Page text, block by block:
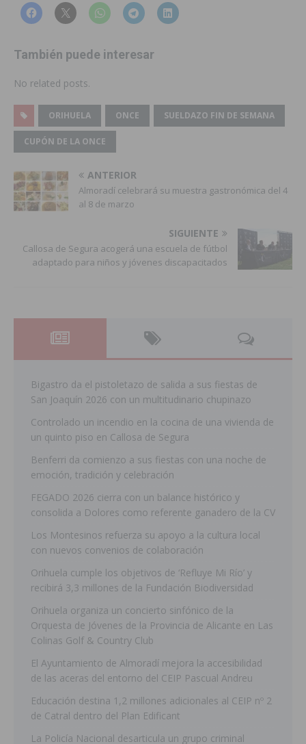
También puede interesar
No related posts.
ORIHUELA ONCE SUELDAZO FIN DE SEMANA
CUPÓN DE LA ONCE
ANTERIOR
Almoradí celebrará su muestra gastronómica del 4
al 8 de marzo
SIGUIENTE
Callosa de Segura acogerá una escuela de fútbol
adaptado para niños y jóvenes discapacitados
Bigastro da el pistoletazo de salida a sus fiestas de
San Joaquín 2026 con un multitudinario chupinazo
Controlado un incendio en la cocina de una vivienda de
un quinto piso en Callosa de Segura
Benferri da comienzo a sus fiestas con una noche de
emoción, tradición y celebración
FEGADO 2026 cierra con un balance histórico y
consolida a Dolores como referente ganadero de la CV
Los Montesinos refuerza su apoyo a la cultura local
con nuevos convenios de colaboración
Orihuela cumple los objetivos de ‘Refluye Mi Río’ y
recibirá 3,3 millones de la Fundación Biodiversidad
Orihuela organiza un concierto sinfónico de la
Orquesta de Jóvenes de la Provincia de Alicante en Las
Colinas Golf & Country Club
El Ayuntamiento de Almoradí mejora la accesibilidad
de las aceras del entorno del CEIP Pascual Andreu
Educación destina 1,2 millones adicionales al CEIP nº 2
de Catral dentro del Plan Edificant
La Policía Nacional desarticula un grupo criminal